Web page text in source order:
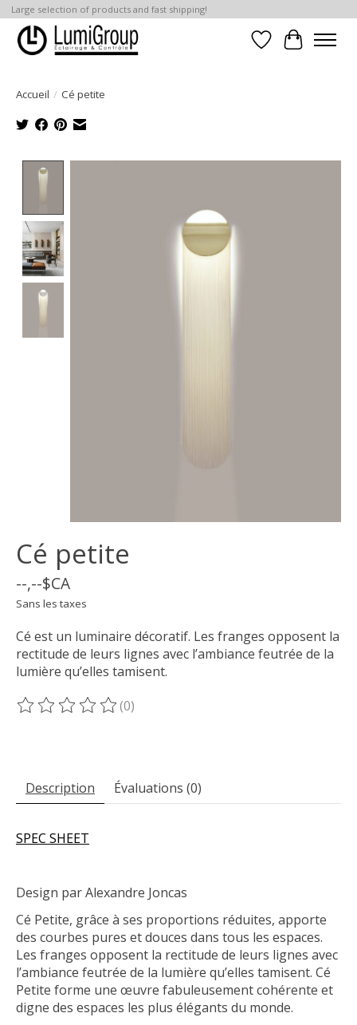
Large selection of products and fast shipping!
Liste dePanier
Accueil / Cé petite
Cé petite
--,--$CA
Sans les taxes
Cé est un luminaire décoratif. Les franges opposent la
rectitude de leurs lignes avec l’ambiance feutrée de la
lumière qu’elles tamisent.
Ce produit est évalué à
(0)
Description Évaluations (0)
SPEC SHEET
Design par Alexandre Joncas
Cé Petite, grâce à ses proportions réduites, apporte
des courbes pures et douces dans tous les espaces.
Les franges opposent la rectitude de leurs lignes avec
l’ambiance feutrée de la lumière qu’elles tamisent. Cé
Petite forme une œuvre fabuleusement cohérente et
digne des espaces les plus élégants du monde.